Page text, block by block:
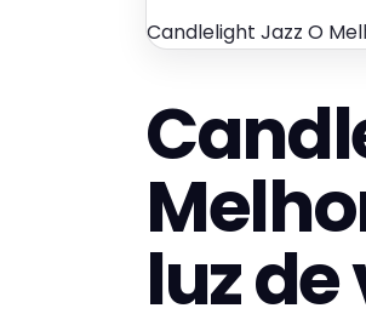
Candlelight Jazz O
luz